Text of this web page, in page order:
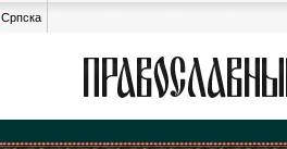
Српска